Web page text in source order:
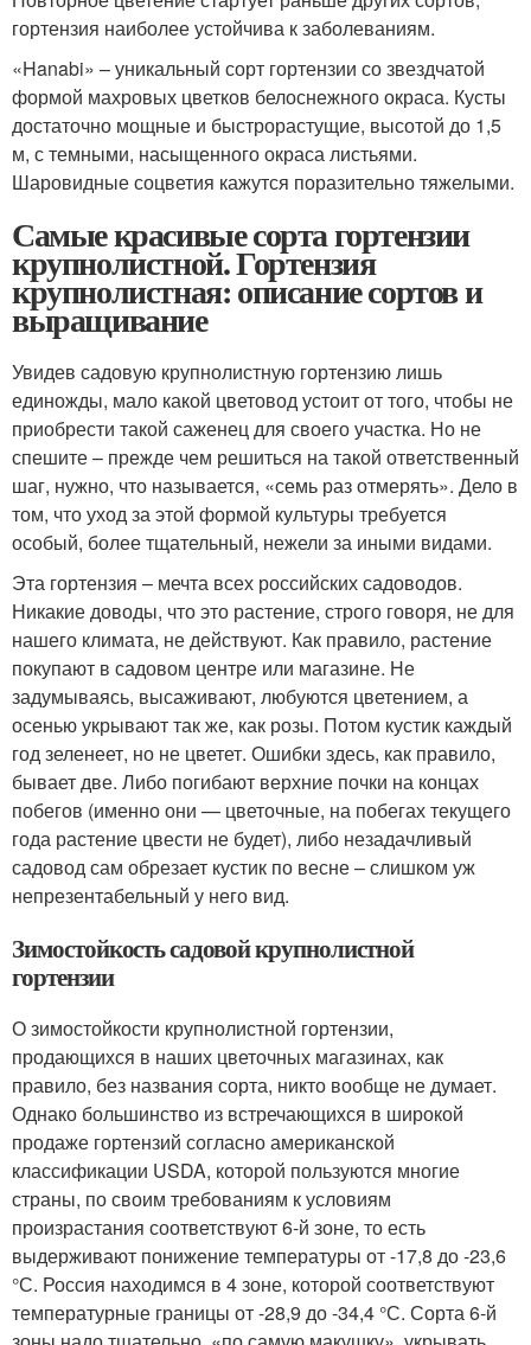
гортензия наиболее устойчива к заболеваниям.
«Hanabi» – уникальный сорт гортензии со звездчатой
формой махровых цветков белоснежного окраса. Кусты
достаточно мощные и быстрорастущие, высотой до 1,5
м, с темными, насыщенного окраса листьями.
Шаровидные соцветия кажутся поразительно тяжелыми.
Самые красивые сорта гортензии
крупнолистной. Гортензия
крупнолистная: описание сортов и
выращивание
Увидев садовую крупнолистную гортензию лишь
единожды, мало какой цветовод устоит от того, чтобы не
приобрести такой саженец для своего участка. Но не
спешите – прежде чем решиться на такой ответственный
шаг, нужно, что называется, «семь раз отмерять». Дело в
том, что уход за этой формой культуры требуется
особый, более тщательный, нежели за иными видами.
Эта гортензия – мечта всех российских садоводов.
Никакие доводы, что это растение, строго говоря, не для
нашего климата, не действуют. Как правило, растение
покупают в садовом центре или магазине. Не
задумываясь, высаживают, любуются цветением, а
осенью укрывают так же, как розы. Потом кустик каждый
год зеленеет, но не цветет. Ошибки здесь, как правило,
бывает две. Либо погибают верхние почки на концах
побегов (именно они — цветочные, на побегах текущего
года растение цвести не будет), либо незадачливый
садовод сам обрезает кустик по весне – слишком уж
непрезентабельный у него вид.
Зимостойкость садовой крупнолистной
гортензии
О зимостойкости крупнолистной гортензии,
продающихся в наших цветочных магазинах, как
правило, без названия сорта, никто вообще не думает.
Однако большинство из встречающихся в широкой
продаже гортензий согласно американской
классификации USDA, которой пользуются многие
страны, по своим требованиям к условиям
произрастания соответствуют 6-й зоне, то есть
выдерживают понижение температуры от -17,8 до -23,6
°С. Россия находимся в 4 зоне, которой соответствуют
температурные границы от -28,9 до -34,4 °С. Сорта 6-й